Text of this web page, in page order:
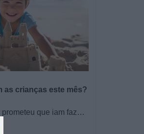
as crianças este mês?
que iam fazer
e gelados... este artigo
eclipse do…